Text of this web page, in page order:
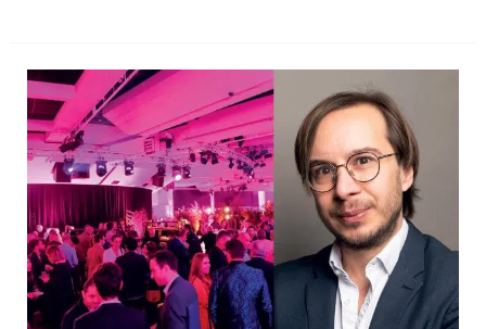
Hotel
&
Restaurant
Meetings
2025,
une
6e
édition
pleine
de